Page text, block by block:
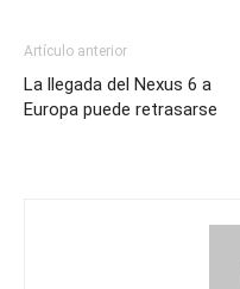
Artículo anterior
La llegada del Nexus 6 a
Europa puede retrasarse